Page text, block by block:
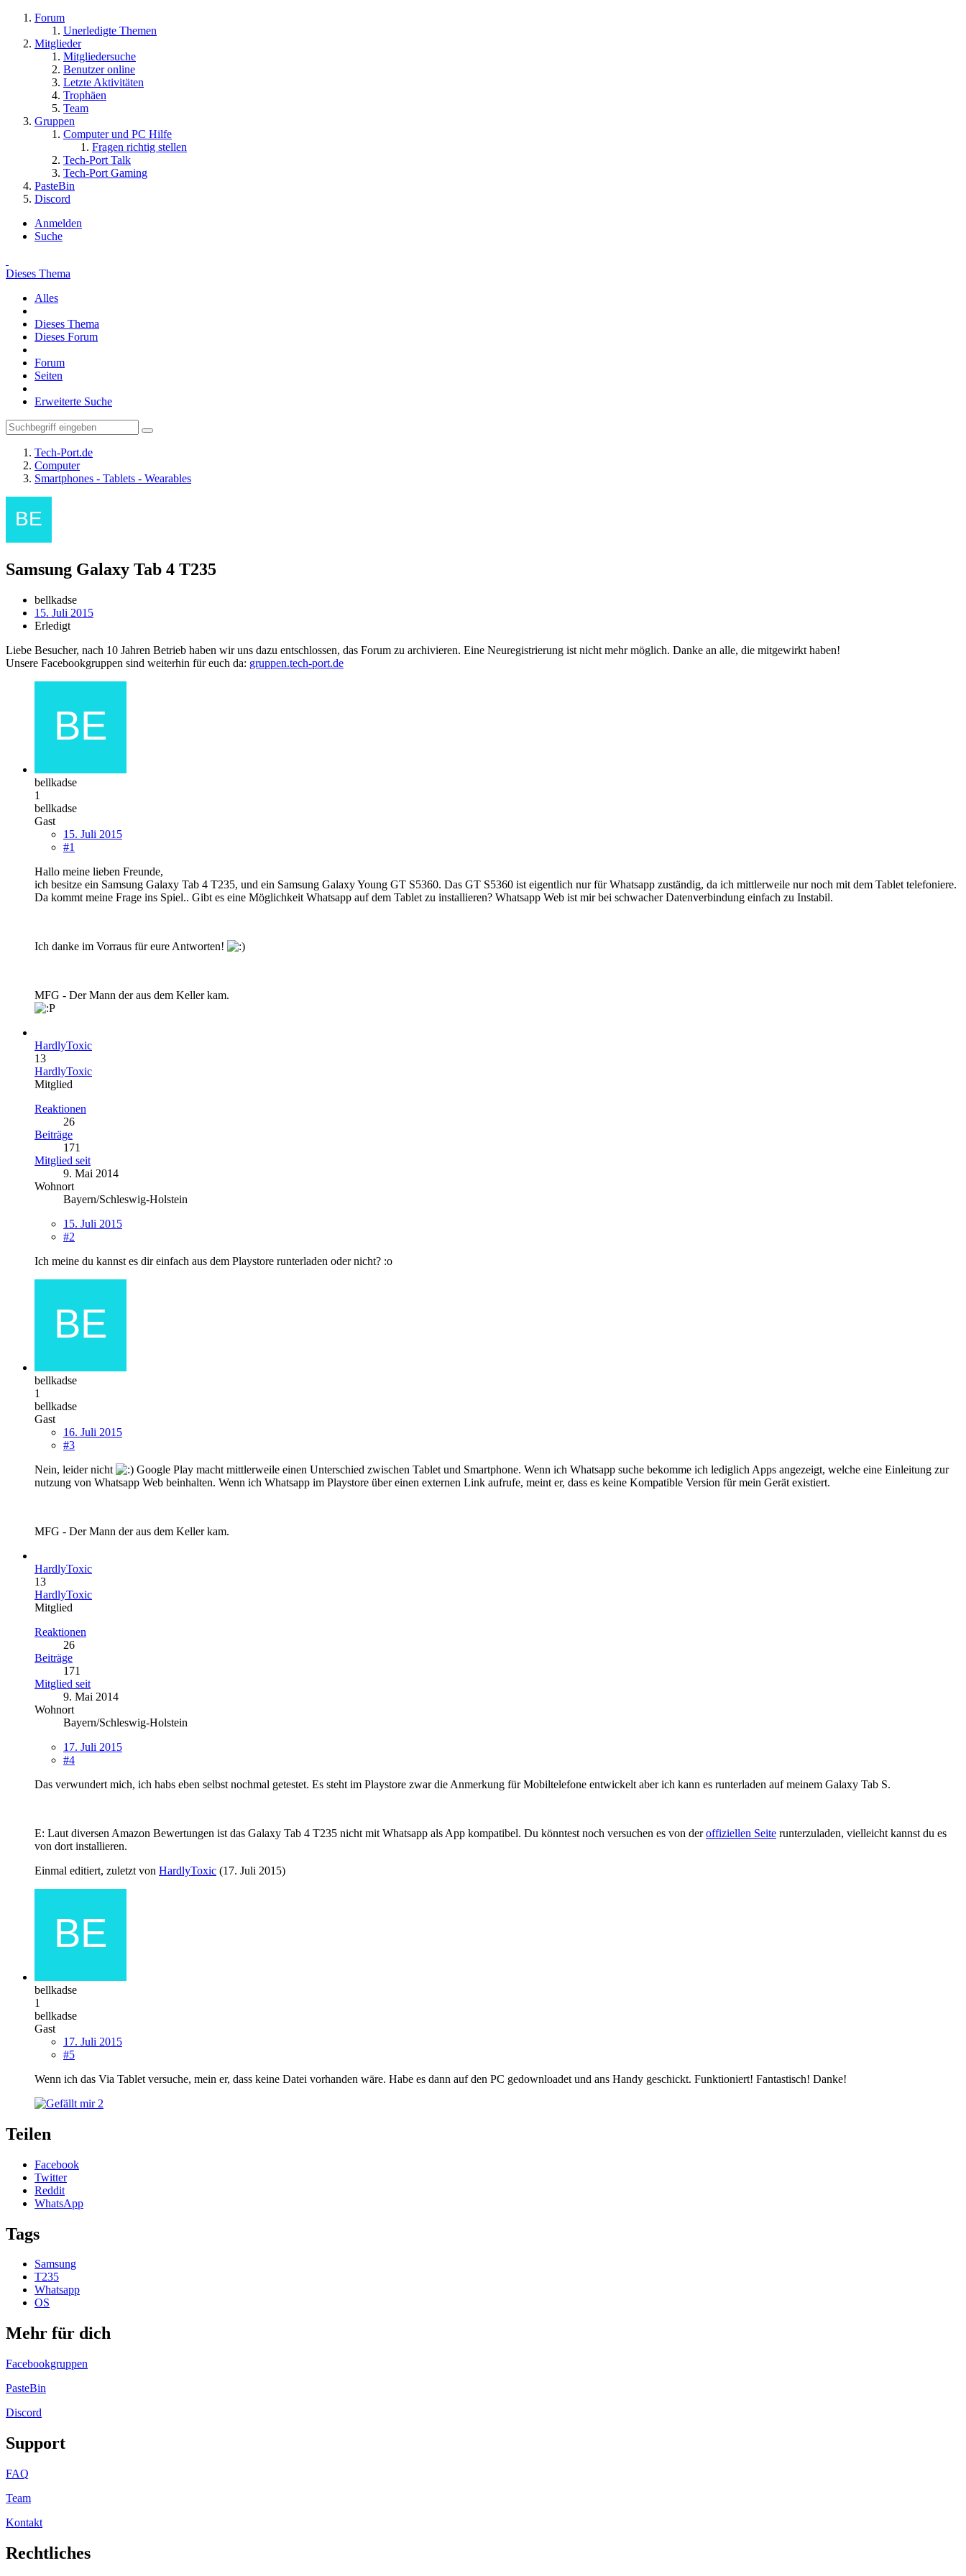
Forum
Unerledigte Themen
Mitglieder
Mitgliedersuche
Benutzer online
Letzte Aktivitäten
Trophäen
Team
Gruppen
Computer und PC Hilfe
Fragen richtig stellen
Tech-Port Talk
Tech-Port Gaming
PasteBin
Discord
Anmelden
Suche
Dieses Thema
Alles
Dieses Thema
Dieses Forum
Forum
Seiten
Erweiterte Suche
Tech-Port.de
Computer
Smartphones - Tablets - Wearables
Samsung Galaxy Tab 4 T235
bellkadse
15. Juli 2015
Erledigt
Liebe Besucher, nach 10 Jahren Betrieb haben wir uns dazu entschlossen, das Forum zu archivieren. Eine Neuregistrierung ist nicht mehr möglich. Danke an alle, die mitgewirkt haben!
Unsere Facebookgruppen sind weiterhin für euch da: gruppen.tech-port.de
bellkadse
1
bellkadse
Gast
15. Juli 2015
#1
Hallo meine lieben Freunde,
ich besitze ein Samsung Galaxy Tab 4 T235, und ein Samsung Galaxy Young GT S5360. Das GT S5360 ist eigentlich nur für Whatsapp zuständig, da ich mittlerweile nur noch mit dem Tablet telefoniere.
Da kommt meine Frage ins Spiel.. Gibt es eine Möglichkeit Whatsapp auf dem Tablet zu installieren? Whatsapp Web ist mir bei schwacher Datenverbindung einfach zu Instabil.
Ich danke im Vorraus für eure Antworten!
MFG - Der Mann der aus dem Keller kam.
HardlyToxic
13
HardlyToxic
Mitglied
Reaktionen
26
Beiträge
171
Mitglied seit
9. Mai 2014
Wohnort
Bayern/Schleswig-Holstein
15. Juli 2015
#2
Ich meine du kannst es dir einfach aus dem Playstore runterladen oder nicht? :o
bellkadse
1
bellkadse
Gast
16. Juli 2015
#3
Nein, leider nicht
Google Play macht mittlerweile einen Unterschied zwischen Tablet und Smartphone. Wenn ich Whatsapp suche bekomme ich lediglich Apps angezeigt, welche eine Einleitung zur
nutzung von Whatsapp Web beinhalten. Wenn ich Whatsapp im Playstore über einen externen Link aufrufe, meint er, dass es keine Kompatible Version für mein Gerät existiert.
MFG - Der Mann der aus dem Keller kam.
HardlyToxic
13
HardlyToxic
Mitglied
Reaktionen
26
Beiträge
171
Mitglied seit
9. Mai 2014
Wohnort
Bayern/Schleswig-Holstein
17. Juli 2015
#4
Das verwundert mich, ich habs eben selbst nochmal getestet. Es steht im Playstore zwar die Anmerkung für Mobiltelefone entwickelt aber ich kann es runterladen auf meinem Galaxy Tab S.
E: Laut diversen Amazon Bewertungen ist das Galaxy Tab 4 T235 nicht mit Whatsapp als App kompatibel. Du könntest noch versuchen es von deroffiziellen Seite runterzuladen, vielleicht kannst du es
von dort installieren.
Einmal editiert, zuletzt von HardlyToxic (17. Juli 2015)
bellkadse
1
bellkadse
Gast
17. Juli 2015
#5
Wenn ich das Via Tablet versuche, mein er, dass keine Datei vorhanden wäre. Habe es dann auf den PC gedownloadet und ans Handy geschickt. Funktioniert! Fantastisch! Danke!
2
Teilen
Facebook
Twitter
Reddit
WhatsApp
Tags
Samsung
T235
Whatsapp
OS
Mehr für dich
Facebookgruppen
PasteBin
Discord
Support
FAQ
Team
Kontakt
Rechtliches